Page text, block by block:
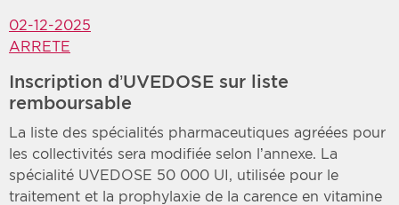
02-12-2025
ARRETE
Inscription d’UVEDOSE sur liste
remboursable
La liste des spécialités pharmaceutiques agréées pour
les collectivités sera modifiée selon l’annexe. La
spécialité UVEDOSE 50 000 UI, utilisée pour le
traitement et la prophylaxie de la carence en vitamine